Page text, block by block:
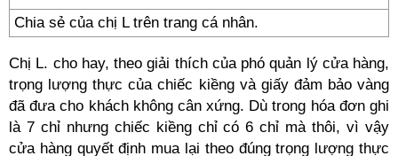
Chia sẻ của chị L trên trang cá nhân.
Chị L. cho hay, theo giải thích của phó quản lý cửa hàng,
trọng lượng thực của chiếc kiềng và giấy đảm bảo vàng
đã đưa cho khách không cân xứng. Dù trong hóa đơn ghi
là 7 chỉ nhưng chiếc kiềng chỉ có 6 chỉ mà thôi, vì vậy
cửa hàng quyết định mua lại theo đúng trọng lượng thực